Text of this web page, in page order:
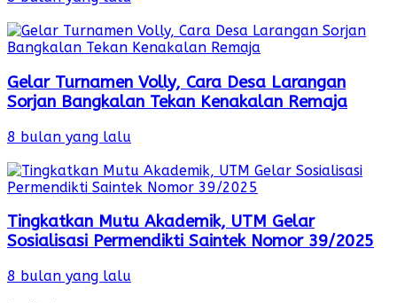
Gelar Turnamen Volly, Cara Desa Larangan
Sorjan Bangkalan Tekan Kenakalan Remaja
8 bulan yang lalu
Tingkatkan Mutu Akademik, UTM Gelar
Sosialisasi Permendikti Saintek Nomor 39/2025
8 bulan yang lalu